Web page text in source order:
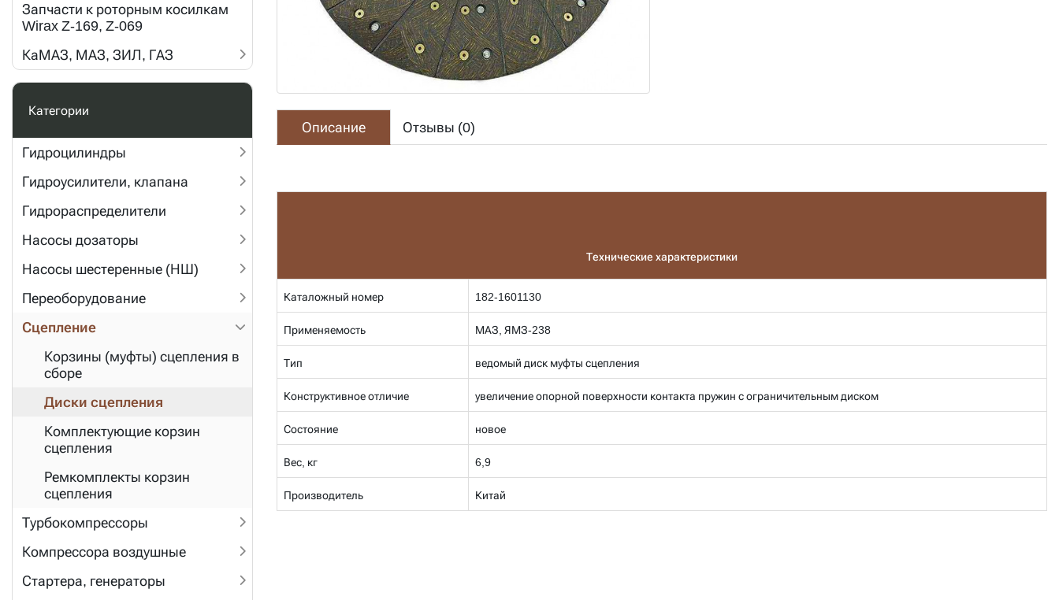
Запчасти к роторным косилкам
Wirax Z-169, Z-069
КаМАЗ, МАЗ, ЗИЛ, ГАЗ
Категории
Гидроцилиндры
Гидроусилители, клапана
Гидрораспределители
Насосы дозаторы
Насосы шестеренные (НШ)
Переоборудование
Сцепление
Корзины (муфты) сцепления в
сборе
Диски сцепления
Комплектующие корзин
сцепления
Ремкомплекты корзин
сцепления
Турбокомпрессоры
Компрессора воздушные
Стартера, генераторы
Описание Отзывы (0)
Технические характеристики
Каталожный номер 182-1601130
Применяемость МАЗ, ЯМЗ-238
Тип ведомый диск муфты сцепления
Конструктивное отличие увеличение опорной поверхности контакта пружин с ограничительным диском
Состояние новое
Вес, кг 6,9
Производитель Китай